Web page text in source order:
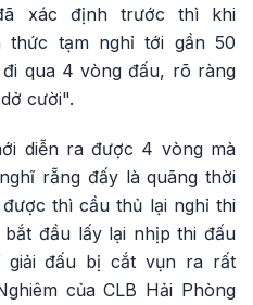
xác định trước thì khi
thức tạm nghỉ tới gần 50
qua 4 vòng đấu, rõ ràng
cười".
diễn ra được 4 vòng mà
rẵng đấy là quãng thời
thì cầu thủ lại nghỉ thi
đầu lấy lại nhịp thi đấu
đấu bị cắt vụn ra rất
của CLB Hải Phòng